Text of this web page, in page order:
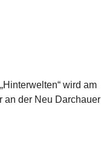
wird am
an der Neu Darchauer